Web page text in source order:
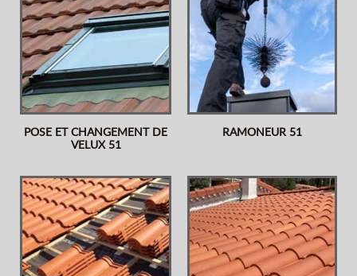
POSE ET CHANGEMENT DE
VELUX 51
RAMONEUR 51